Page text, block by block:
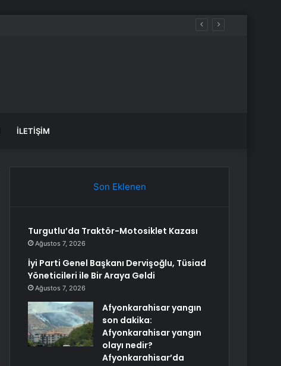
İLETIŞIM
Son Eklenen
Turgutlu’da Traktör-Motosiklet Kazası
Ağustos 7, 2026
İyi Parti Genel Başkanı Dervişoğlu, Tüsiad
Yöneticileri ile Bir Araya Geldi
Ağustos 7, 2026
Afyonkarahisar yangın
son dakika:
Afyonkarahisar yangın
olayı nedir?
Afyonkarahisar’da